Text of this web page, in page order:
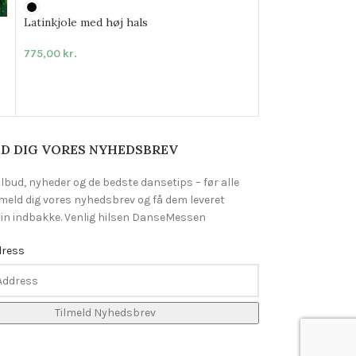
Latinkjole med høj hals
775,00 kr.
DIG VORES NYHEDSBREV
nyheder og de bedste dansetips – før alle
dig vores nyhedsbrev og få dem leveret
indbakke. Venlig hilsen DanseMessen